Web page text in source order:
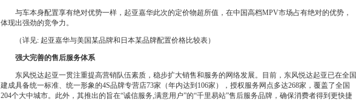
与车本身配置享有绝对优势一样，起亚嘉华此次的定价物超所值，在中国高档MPV市场占有绝对的优势，
体现出强劲的竞争力。
（详见: 起亚嘉华与美国某品牌和日本某品牌配置价格比较表）
强大完善的售后服务体系
东风悦达起亚一贯注重提高营销队伍素质，稳步扩大销售和服务的网络发展。目前，东风悦达起亚已在全国
建成具备统一标准、统一形象的4S品牌专营店73家（年内达到106家），授权服务网点多达268家，覆盖了全国
204个大中城市。此外，其推出的旨在“诚信服务,满意用户”的“千里易站”售后服务品牌，确保消费者得到更快捷